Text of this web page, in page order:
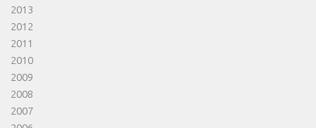
2013
2012
2011
2010
2009
2008
2007